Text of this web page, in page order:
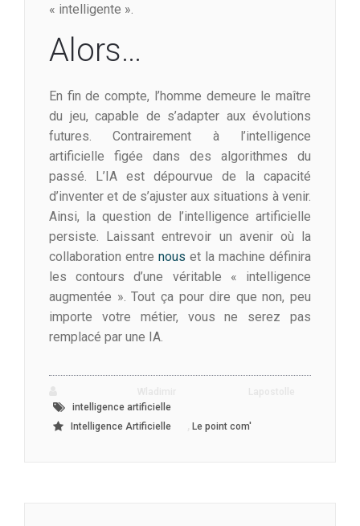
« intelligente ».
Alors…
En fin de compte, l’homme demeure le maître
du jeu, capable de s’adapter aux évolutions
futures. Contrairement à l’intelligence
artificielle figée dans des algorithmes du
passé. L’IA est dépourvue de la capacité
d’inventer et de s’ajuster aux situations à venir.
Ainsi, la question de l’intelligence artificielle
persiste. Laissant entrevoir un avenir où la
collaboration entre nous et la machine définira
les contours d’une véritable « intelligence
augmentée ». Tout ça pour dire que non, peu
importe votre métier, vous ne serez pas
remplacé par une IA.
intelligence artificielle
Intelligence Artificielle
Le point com'